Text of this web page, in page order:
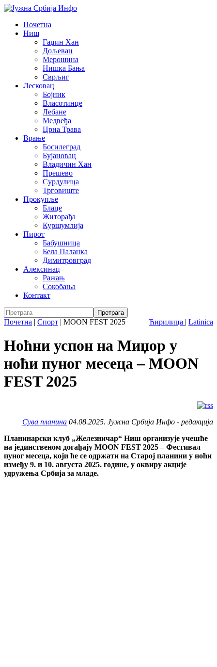
Почетна
Ниш
Гаџин Хан
Дољевац
Мерошина
Нишка Бања
Сврљиг
Лесковац
Бојник
Власотинце
Лебане
Медвеђа
Црна Трава
Врање
Босилеград
Бујановац
Владичин Хан
Прешево
Сурдулица
Трговиште
Прокупље
Блаце
Житорађа
Куршумлија
Пирот
Бабушница
Бела Паланка
Димитровград
Алексинац
Ражањ
Сокобања
Контакт
Ћирилица | Latinica
Почетна | Спорт | MOON FEST 2025
Ноћни успон на Миџор у
ноћи пуног месеца – MOON
FEST 2025
Сува планина 04.08.2025. Јужна Србија Инфо - редакција
Планинарски клуб „Железничар“ Ниш организује учешће
на јединственом догађају MOON FEST 2025 – Фестивал
пуног месеца, који ће се одржати на Старој планини у ноћи
између 9. и 10. августа 2025. године, у оквиру акције
удружења Србија за младе.